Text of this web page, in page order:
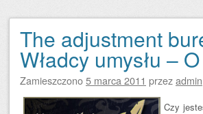
The adjustment
Władcy umysłu –
Zamieszczono5 marca 2011 przezadmin
Czy